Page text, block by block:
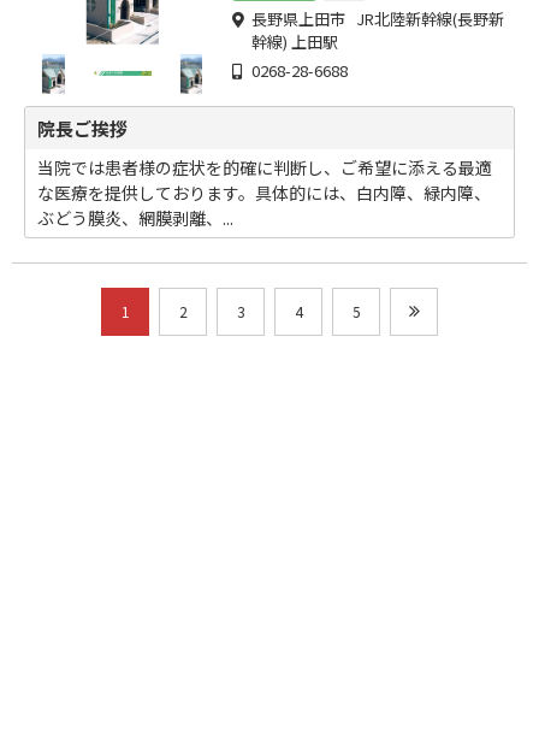
長野県上田市 JR北陸新幹線(長野新
幹線) 上田駅
0268-28-6688
院長ご挨拶
当院では患者様の症状を的確に判断し、ご希望に添える最適
な医療を提供しております。具体的には、白内障、緑内障、
ぶどう膜炎、網膜剥離、...
1 2 3 4 5